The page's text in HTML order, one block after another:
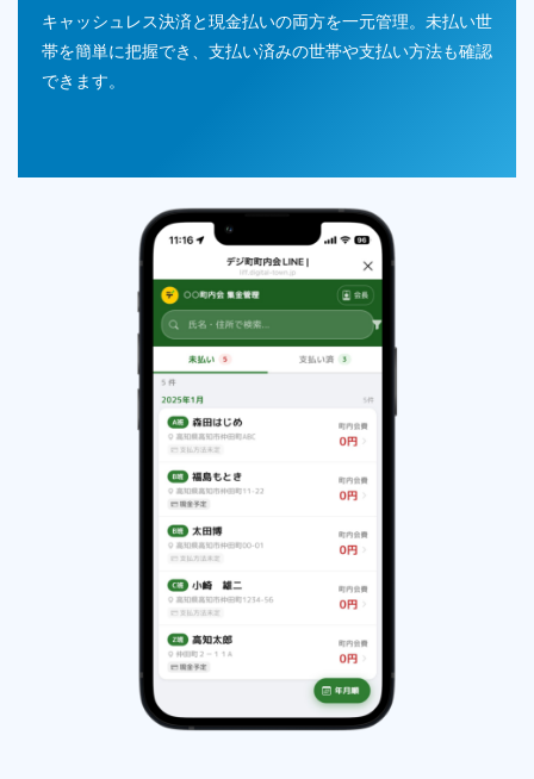
キャッシュレス決済と現金払いの両方を一元管理。未払い世
帯を簡単に把握でき、支払い済みの世帯や支払い方法も確認
できます。